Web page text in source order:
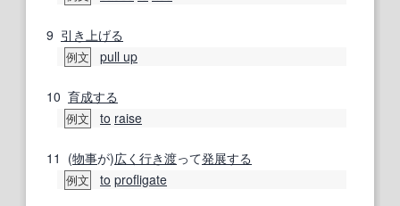
9 引き上げる
例文 pull up
10 育成する
例文 to raise
11 (物事が)広く 行き渡って発展する
例文 to profligate